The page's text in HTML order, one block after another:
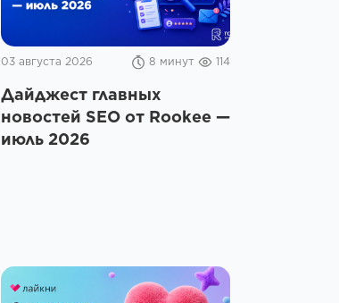
03 августа 2026 8 минут 114
Дайджест главных
новостей SEO от Rookee —
июль 2026